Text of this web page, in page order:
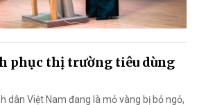
phục thị trường tiêu dùng
dân Việt Nam đang là mỏ vàng bị bỏ ngỏ,